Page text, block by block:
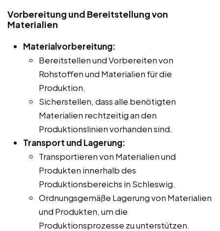
Vorbereitung und Bereitstellung von
Materialien
Materialvorbereitung:
Bereitstellen und Vorbereiten von
Rohstoffen und Materialien für die
Produktion.
Sicherstellen, dass alle benötigten
Materialien rechtzeitig an den
Produktionslinien vorhanden sind.
Transport und Lagerung:
Transportieren von Materialien und
Produkten innerhalb des
Produktionsbereichs in Schleswig.
Ordnungsgemäße Lagerung von Materialien
und Produkten, um die
Produktionsprozesse zu unterstützen.